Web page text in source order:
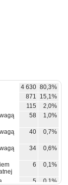
4 630 80,3%
871
15,1%
115
2,0%
58 1,0%
40 0,7%
34 0,6%
6 0,1%
5 0,1%